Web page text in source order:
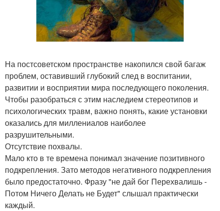
На постсоветском пространстве накопился свой багаж
проблем, оставивший глубокий след в воспитании,
развитии и восприятии мира последующего поколения.
Чтобы разобраться с этим наследием стереотипов и
психологических травм, важно понять, какие установки
оказались для миллениалов наиболее
разрушительными.
Отсутствие похвалы.
Мало кто в те времена понимал значение позитивного
подкрепления. Зато методов негативного подкрепления
было предостаточно. Фразу "не дай бог Перехвалишь -
Потом Ничего Делать не Будет" слышал практически
каждый.